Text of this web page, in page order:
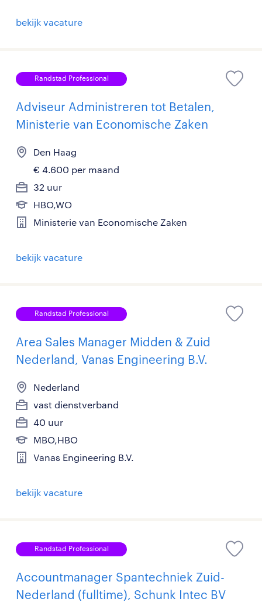
bekijk vacature
Randstad Professional
Adviseur Administreren tot Betalen,
Ministerie van Economische Zaken
Den Haag
€ 4.600 per maand
32 uur
HBO,WO
Ministerie van Economische Zaken
bekijk vacature
Randstad Professional
Area Sales Manager Midden & Zuid
Nederland, Vanas Engineering B.V.
Nederland
vast dienstverband
40 uur
MBO,HBO
Vanas Engineering B.V.
bekijk vacature
Randstad Professional
Accountmanager Spantechniek Zuid-
Nederland (fulltime), Schunk Intec BV